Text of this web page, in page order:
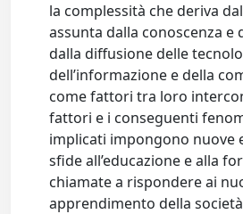
la complessità che deriva
assunta dalla conoscenza e
dalla diffusione delle
dell’informazione e della
come fattori tra loro
fattori e i conseguenti
implicati impongono nuove
sfide all’educazione e alla
chiamate a rispondere ai
apprendimento della